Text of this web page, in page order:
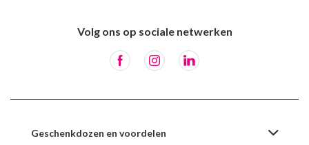
Volg ons op sociale netwerken
Geschenkdozen en voordelen